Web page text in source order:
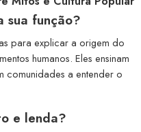
sua função?
para explicar a origem do
humanos. Eles ensinam
comunidades a entender o
e lenda?